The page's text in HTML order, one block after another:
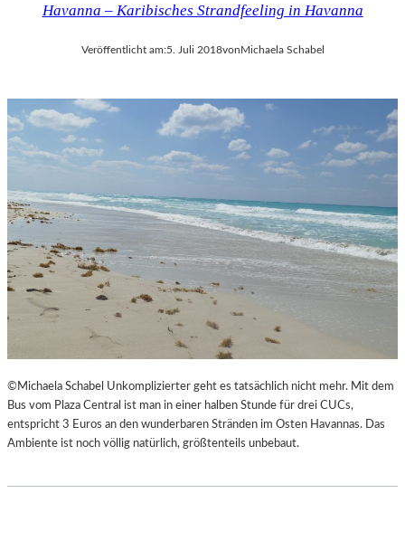
Havanna – Karibisches Strandfeeling in Havanna
Veröffentlicht am:5. Juli 2018vonMichaela Schabel
©Michaela Schabel Unkomplizierter geht es tatsächlich nicht mehr. Mit dem
Bus vom Plaza Central ist man in einer halben Stunde für drei CUCs,
entspricht 3 Euros an den wunderbaren Stränden im Osten Havannas. Das
Ambiente ist noch völlig natürlich, größtenteils unbebaut.